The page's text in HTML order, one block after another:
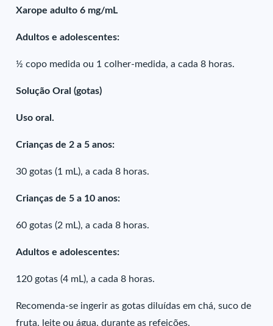
Xarope adulto 6 mg/mL
Adultos e adolescentes:
½ copo medida ou 1 colher-medida, a cada 8 horas.
Solução Oral (gotas)
Uso oral.
Crianças de 2 a 5 anos:
30 gotas (1 mL), a cada 8 horas.
Crianças de 5 a 10 anos:
60 gotas (2 mL), a cada 8 horas.
Adultos e adolescentes:
120 gotas (4 mL), a cada 8 horas.
Recomenda-se ingerir as gotas diluídas em chá, suco de
fruta, leite ou água, durante as refeições.